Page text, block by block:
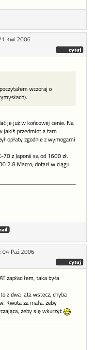
Kwi 2006
wczoraj o
je już w końcowej cenie. Na
jakiś przedmiot a tam
opłaty zgodnie z wymogami
z Japonii są od 1600 zł.
2.8 Macro, dotarł w ciągu
04 Paź 2006
zapłaciłem, taka była
z dwa lata wstecz, chyba
Kwota za mała, żeby
żeby się wkurzyć